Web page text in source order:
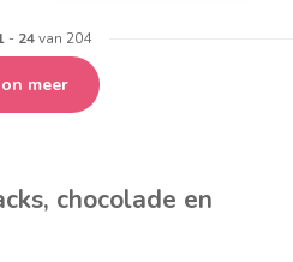
- 24van 204
meer
chocolade en